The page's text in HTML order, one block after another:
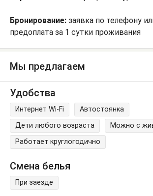
Бронирование: заявка по телефону
предоплата за 1 сутки проживания
Мы предлагаем
Удобства
Интернет Wi-Fi
Автостоянка
Дети любого возраста
Можно с
Работает круглогодично
Смена белья
При заезде